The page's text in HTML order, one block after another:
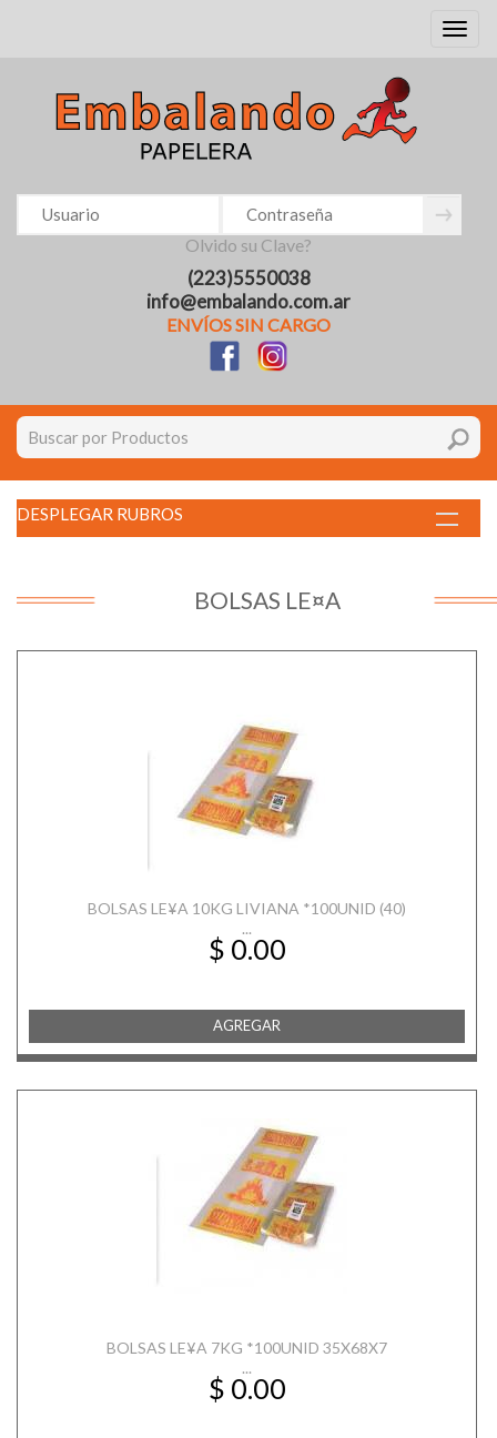
Toggle
Olvido su Clave?
(223)5550038
info@embalando.com.ar
ENVÍOS SIN CARGO
DESPLEGAR RUBROS
BOLSAS LE¤A
BOLSAS LE¥A 10KG LIVIANA *100UNID (40)
...
$ 0.00
AGREGAR
BOLSAS LE¥A 7KG *100UNID 35X68X7
...
$ 0.00